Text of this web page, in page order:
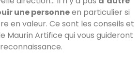
une personneen particulier si
en valeur. Ce sont les conseils et
Maurin Artifice qui vous guideront